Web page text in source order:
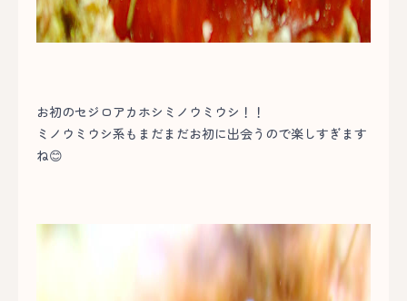
お初のセジロアカホシミノウミウシ！！
ミノウミウシ系もまだまだお初に出会うので楽しすぎます
ね😊